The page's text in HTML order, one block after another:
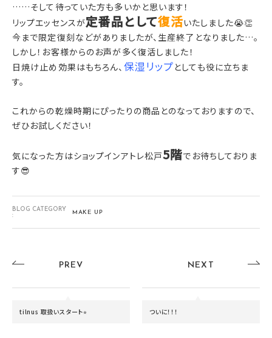
……そして待っていた方も多いかと思います！
リップエッセンスが定番品として復活いたしました😭👏
今まで限定復刻などがありましたが、生産終了となりました…。
しかし！お客様からのお声が多く復活しました！
日焼け止め効果はもちろん、 保湿リップとしても役に立ちま
す。
これからの乾燥時期にぴったりの商品とのなっておりますので、
ぜひお試しください！
気になった方はショップインアトレ松戸5階でお待ちしておりま
す😎
BLOG CATEGORY
:
MAKE UP
PREV
tilnus 取扱いスタート⭐︎
NEXT
ついに！！！